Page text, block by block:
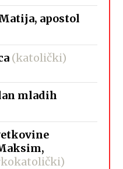
apostol
(katolički)
mladih